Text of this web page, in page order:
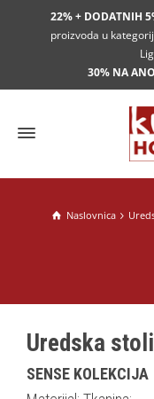
22% + DODATNIH
proizvoda u
30% NA
Naslovnica
Uredska
SENSE KOLEKCIJA